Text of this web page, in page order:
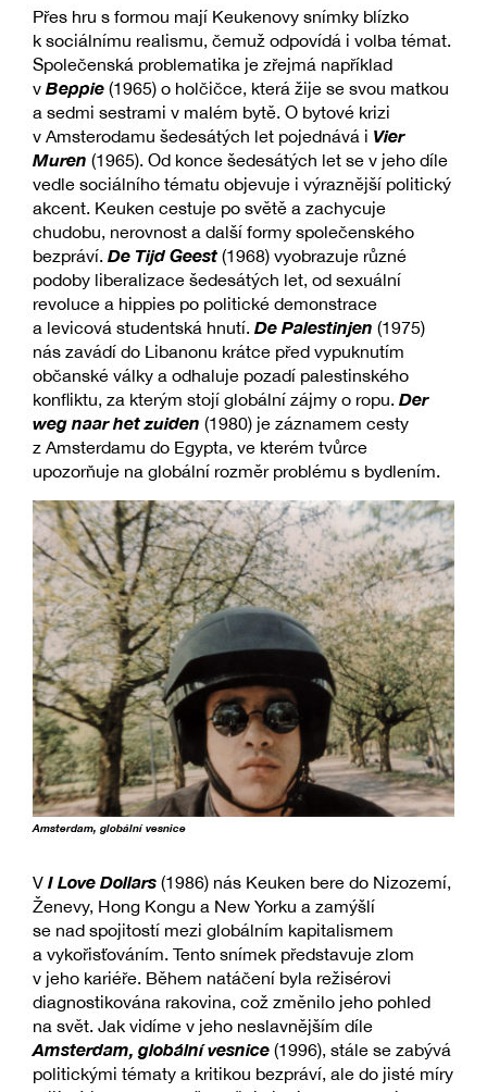
Přes hru s formou mají Keukenovy snímky blízko
k sociálnímu realismu, čemuž odpovídá i volba témat.
Společenská problematika je zřejmá například
v Beppie (1965) o holčičce, která žije se svou matkou
a sedmi sestrami v malém bytě. O bytové krizi
v Amsterodamu šedesátých let pojednává i Vier
Muren (1965). Od konce šedesátých let se v jeho díle
vedle sociálního tématu objevuje i výraznější politický
akcent. Keuken cestuje po světě a zachycuje
chudobu, nerovnost a další formy společenského
bezpráví. De Tijd Geest (1968) vyobrazuje různé
podoby liberalizace šedesátých let, od sexuální
revoluce a hippies po politické demonstrace
a levicová studentská hnutí. De Palestinjen (1975)
nás zavádí do Libanonu krátce před vypuknutím
občanské války a odhaluje pozadí palestinského
konfliktu, za kterým stojí globální zájmy o ropu. Der
weg naar het zuiden (1980) je záznamem cesty
z Amsterdamu do Egypta, ve kterém tvůrce
upozorňuje na globální rozměr problému s bydlením.
Amsterdam, globální vesnice
V I Love Dollars (1986) nás Keuken bere do Nizozemí,
Ženevy, Hong Kongu a New Yorku a zamýšlí
se nad spojitostí mezi globálním kapitalismem
a vykořisťováním. Tento snímek představuje zlom
v jeho kariéře. Během natáčení byla režisérovi
diagnostikována rakovina, což změnilo jeho pohled
na svět. Jak vidíme v jeho neslavnějším díle
Amsterdam, globální vesnice (1996), stále se zabývá
politickými tématy a kritikou bezpráví, ale do jisté míry